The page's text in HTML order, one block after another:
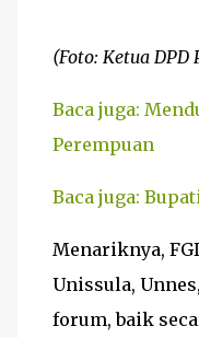
(Foto: Ketua
Baca juga:
Perempuan
Baca juga:
Menariknya,
Unissula,
forum, baik